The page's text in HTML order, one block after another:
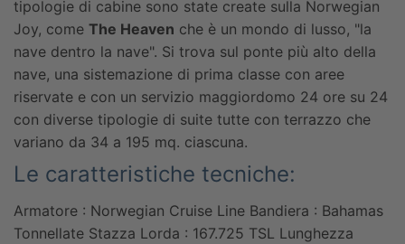
tipologie di cabine sono state create sulla Norwegian
Joy, come The Heaven che è un mondo di lusso, "la
nave dentro la nave". Si trova sul ponte più alto della
nave, una sistemazione di prima classe con aree
riservate e con un servizio maggiordomo 24 ore su 24
con diverse tipologie di suite tutte con terrazzo che
variano da 34 a 195 mq. ciascuna.
Le caratteristiche tecniche:
Armatore : Norwegian Cruise Line Bandiera : Bahamas
Tonnellate Stazza Lorda : 167.725 TSL Lunghezza